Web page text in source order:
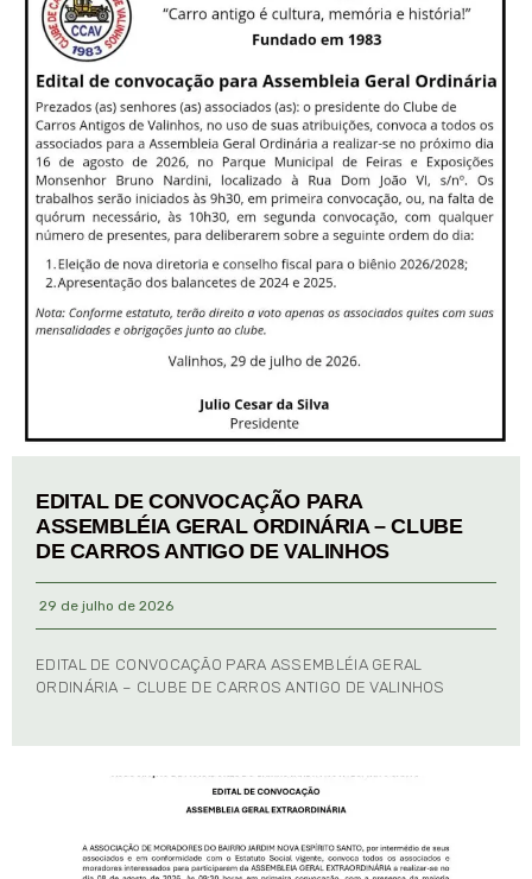
EDITAL DE CONVOCAÇÃO PARA
ASSEMBLÉIA GERAL ORDINÁRIA – CLUBE
DE CARROS ANTIGO DE VALINHOS
29 de julho de 2026
EDITAL DE CONVOCAÇÃO PARA ASSEMBLÉIA GERAL
ORDINÁRIA – CLUBE DE CARROS ANTIGO DE VALINHOS